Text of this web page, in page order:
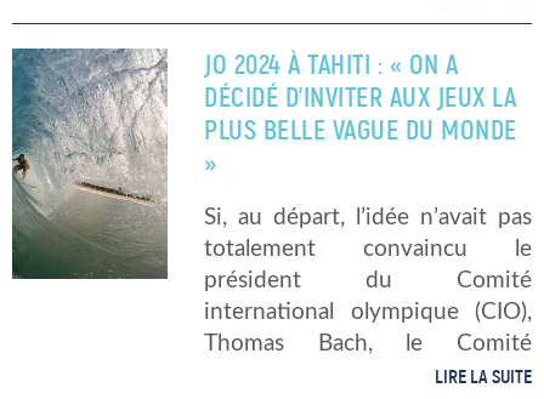
le XVe siècle. A ce jour, le
monde […]
JO 2024 À TAHITI : « ON A
DÉCIDÉ D’INVITER AUX JEUX LA
PLUS BELLE VAGUE DU MONDE
»
Si, au départ, l’idée n’avait pas
totalement convaincu le
président du Comité
international olympique (CIO),
Thomas Bach, le Comité
d’organisation des Jeux
LIRE LA SUITE